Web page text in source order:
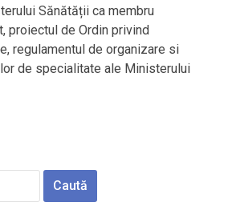
Sănătății ca membru
proiectul de Ordin privind
regulamentul de organizare si
de specialitate ale Ministerului